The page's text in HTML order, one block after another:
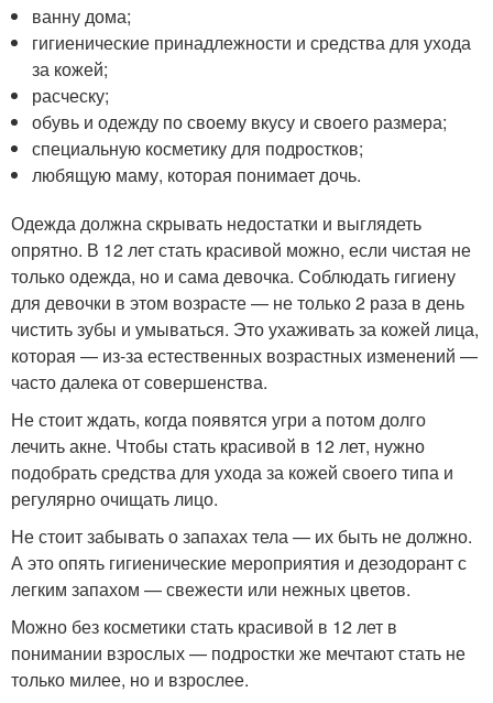
ванну дома;
гигиенические принадлежности и средства для ухода
за кожей;
расческу;
обувь и одежду по своему вкусу и своего размера;
специальную косметику для подростков;
любящую маму, которая понимает дочь.
Одежда должна скрывать недостатки и выглядеть
опрятно. В 12 лет стать красивой можно, если чистая не
только одежда, но и сама девочка. Соблюдать гигиену
для девочки в этом возрасте — не только 2 раза в день
чистить зубы и умываться. Это ухаживать за кожей лица,
которая — из-за естественных возрастных изменений —
часто далека от совершенства.
Не стоит ждать, когда появятся угри а потом долго
лечить акне. Чтобы стать красивой в 12 лет, нужно
подобрать средства для ухода за кожей своего типа и
регулярно очищать лицо.
Не стоит забывать о запахах тела — их быть не должно.
А это опять гигиенические мероприятия и дезодорант с
легким запахом — свежести или нежных цветов.
Можно без косметики стать красивой в 12 лет в
понимании взрослых — подростки же мечтают стать не
только милее, но и взрослее.